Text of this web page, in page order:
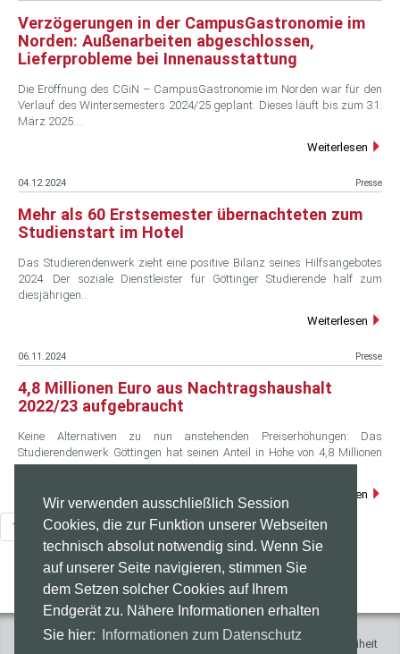
Wir verwenden ausschließlich Session
Cookies, die zur Funktion unserer Webseiten
technisch absolut notwendig sind. Wenn Sie
auf unserer Seite navigieren, stimmen Sie
dem Setzen solcher Cookies auf Ihrem
Endgerät zu. Nähere Informationen erhalten
Sie hier:
Informationen zum Datenschutz
Verzögerungen in der CampusGastronomie im
Norden: Außenarbeiten abgeschlossen,
Lieferprobleme bei Innenausstattung
Die Eröffnung des CGiN – CampusGastronomie im Norden war für den
Verlauf des Wintersemesters 2024/25 geplant. Dieses läuft bis zum 31.
März 2025.…
Weiterlesen
04.12.2024 Presse
Mehr als 60 Erstsemester übernachteten zum
Studienstart im Hotel
Das Studierendenwerk zieht eine positive Bilanz seines Hilfsangebotes
2024. Der soziale Dienstleister für Göttinger Studierende half zum
diesjährigen…
Weiterlesen
06.11.2024 Presse
4,8 Millionen Euro aus Nachtragshaushalt
2022/23 aufgebraucht
Keine Alternativen zu nun anstehenden Preiserhöhungen: Das
Studierendenwerk Göttingen hat seinen Anteil in Höhe von 4,8 Millionen
Euro am…
Weiterlesen
1 2 3 4 5 6 7 8
Impressum Presse Kontakt Datenschutz Barrierefreiheit